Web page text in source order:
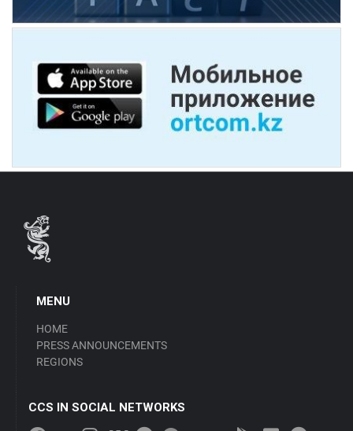
MENU
HOME
PRESS ANNOUNCEMENTS
REGIONS
CCS IN SOCIAL NETWORKS